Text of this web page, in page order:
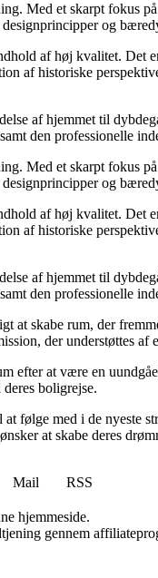
Med et skarpt fokus
og
af høj kvalitet. Det
af historiske
af hjemmet til
den professionelle
Med et skarpt fokus
og
af høj kvalitet. Det
af historiske
af hjemmet til
den professionelle
at skabe rum, der
der understøttes
efter at være en
boligrejse.
med i de nyeste
at skabe deres
Mail
RSS
hjemmeside.
gennem